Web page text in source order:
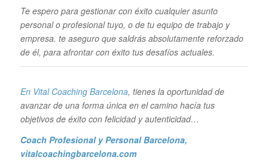
Te espero para gestionar con éxito cualquier asunto
personal o profesional tuyo, o de tu equipo de trabajo y
empresa. te aseguro que saldrás absolutamente reforzado
de él, para afrontar con éxito tus desafíos actuales.
En Vital Coaching Barcelona, tienes la oportunidad de
avanzar de una forma única en el camino hacía tus
objetivos de éxito con felicidad y autenticidad…
Coach Profesional y Personal Barcelona,
vitalcoachingbarcelona.com